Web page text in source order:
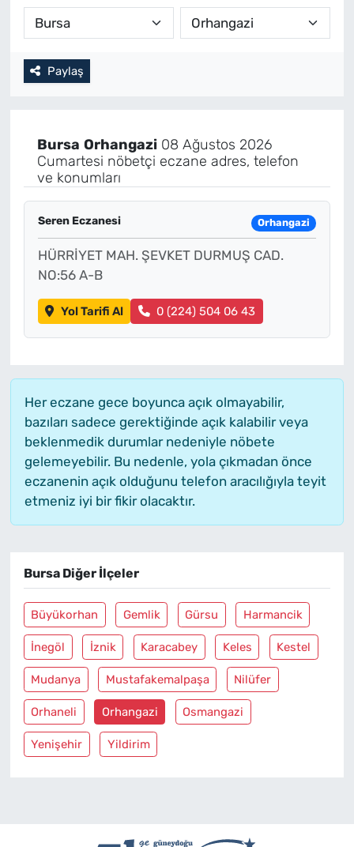
Paylaş
Bursa Orhangazi 08 Ağustos 2026
Cumartesi nöbetçi eczane adres, telefon
ve konumları
Seren Eczanesi Orhangazi
HÜRRİYET MAH. ŞEVKET DURMUŞ CAD.
NO:56 A-B
Yol Tarifi Al 0 (224) 504 06 43
Her eczane gece boyunca açık olmayabilir,
bazıları sadece gerektiğinde açık kalabilir veya
beklenmedik durumlar nedeniyle nöbete
gelemeyebilir. Bu nedenle, yola çıkmadan önce
eczanenin açık olduğunu telefon aracılığıyla teyit
etmeniz iyi bir fikir olacaktır.
Bursa Diğer İlçeler
Büyükorhan Gemlik Gürsu Harmancik
İnegöl İznik Karacabey Keles Kestel
Mudanya Mustafakemalpaşa Nilüfer
Orhaneli Orhangazi Osmangazi
Yenişehir Yildirim